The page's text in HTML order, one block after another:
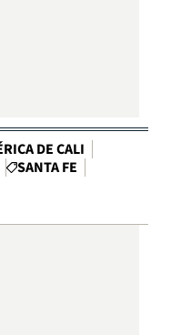
DE CALI
SANTA FE